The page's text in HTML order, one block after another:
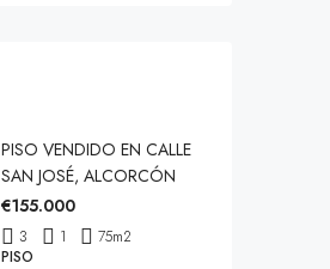
PISO VENDIDO EN CALLE
SAN JOSÉ, ALCORCÓN
€155.000
3 1 75m2
PISO